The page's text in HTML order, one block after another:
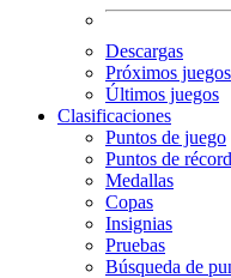
Descargas
Próximos juegos
Últimos juegos
Clasificaciones
Puntos de juego
Puntos de récord
Medallas
Copas
Insignias
Pruebas
Búsqueda de